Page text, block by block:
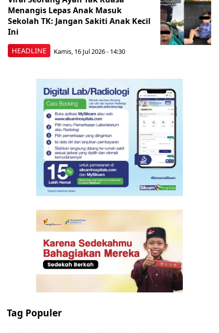
HEADLINE
Menangis Lepas Anak Masuk
Sekolah TK: Jangan Sakiti Anak Kecil
Ini
Kamis, 16 Jul 2026 - 14:30
Tag Populer